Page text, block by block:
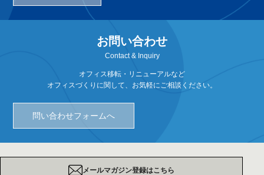
お問い合わせ
Contact & Inquiry
オフィス移転・リニューアルなど
オフィスづくりに関して、お気軽にご相談ください。
問い合わせフォームへ
メールマガジン登録はこちら